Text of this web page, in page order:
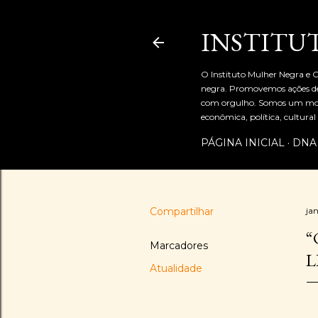
O Instituto Mulher Negra e
negra. Promovemos ações
com orgulho. Somos um
econômica, política,
PÁGINA INICIAL
Compartilhar
Marcadores
Atualidade